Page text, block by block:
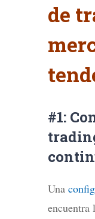
de
#1:
Una
encuentra